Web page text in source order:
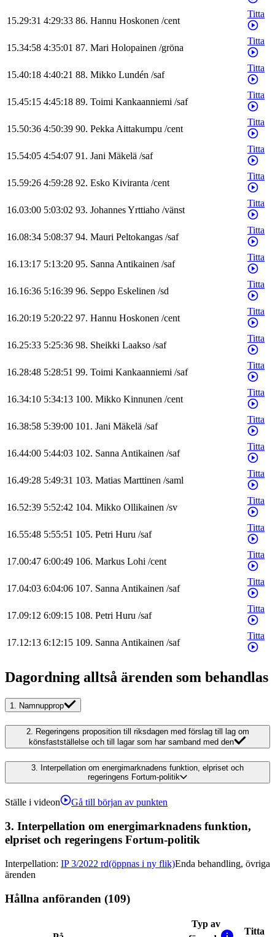
15.29:31 4:29:33 86. Hannu Hoskonen /cent
Titta
15.34:58 4:35:01 87. Mari Holopainen /gröna
Titta
15.40:18 4:40:21 88. Mikko Lundén /saf
Titta
15.45:15 4:45:18 89. Toimi Kankaanniemi /saf
Titta
15.50:36 4:50:39 90. PekkaAittakumpu /cent
Titta
15.54:05 4:54:07 91. Jani Mäkelä /saf
Titta
15.59:26 4:59:28 92. Esko Kiviranta /cent
Titta
16.03:00 5:03:02 93. JohannesYrttiaho /vänst
Titta
16.08:34 5:08:37 94. Mauri Peltokangas /saf
Titta
16.13:17 5:13:20 95. SannaAntikainen /saf
Titta
16.16:36 5:16:39 96. Seppo Eskelinen /sd
Titta
16.20:19 5:20:22 97. Hannu Hoskonen /cent
Titta
16.25:33 5:25:36 98. Sheikki Laakso /saf
Titta
16.28:48 5:28:51 99. Toimi Kankaanniemi /saf
Titta
16.34:10 5:34:13 100. Mikko Kinnunen /cent
Titta
16.38:58 5:39:00 101. Jani Mäkelä /saf
Titta
16.44:00 5:44:03 102. SannaAntikainen /saf
Titta
16.49:28 5:49:31 103. Matias Marttinen /saml
Titta
16.52:39 5:52:42 104. Mikko Ollikainen /sv
Titta
16.55:48 5:55:51 105. Petri Huru /saf
Titta
17.00:47 6:00:49 106. Markus Lohi /cent
Titta
17.04:03 6:04:06 107. SannaAntikainen /saf
Titta
17.09:12 6:09:15 108. Petri Huru /saf
Titta
17.12:13 6:12:15 109. SannaAntikainen /saf
Titta
Dagordning alltså ärenden som behandlas
1. Namnupprop
2. Regeringens proposition till riksdagen med förslag till lag om
könsfastställelse och till lagar som har samband med den
3. Interpellation om energimarknadens funktion, elpriset och
regeringens Fortum-politik
Ställe i videon Gå till början av punkten
3. Interpellation om energimarknadens funktion,
elpriset och regeringens Fortum-politik
Interpellation: IP 3/2022 rd(öppnas i ny flik)Enda behandling, övriga
ärenden
Hållna anföranden (109)
Typ av
Titta